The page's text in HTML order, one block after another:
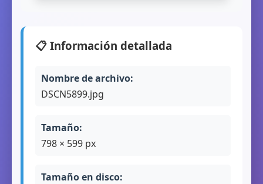
📋 Información detallada
Nombre de archivo:
DSCN5899.jpg
Tamaño:
798 × 599 px
Tamaño en disco: